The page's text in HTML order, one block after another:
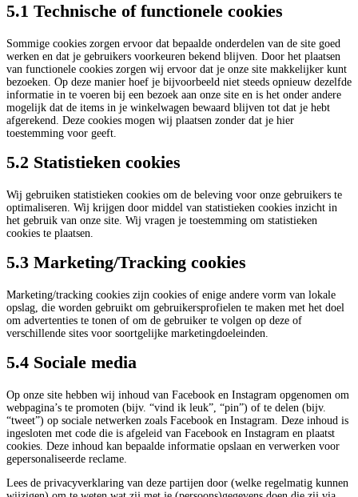
5.1 Technische of functionele cookies
Sommige cookies zorgen ervoor dat bepaalde onderdelen van de site goed
werken en dat je gebruikers voorkeuren bekend blijven. Door het plaatsen
van functionele cookies zorgen wij ervoor dat je onze site makkelijker kunt
bezoeken. Op deze manier hoef je bijvoorbeeld niet steeds opnieuw dezelfde
informatie in te voeren bij een bezoek aan onze site en is het onder andere
mogelijk dat de items in je winkelwagen bewaard blijven tot dat je hebt
afgerekend. Deze cookies mogen wij plaatsen zonder dat je hier
toestemming voor geeft.
5.2 Statistieken cookies
Wij gebruiken statistieken cookies om de beleving voor onze gebruikers te
optimaliseren. Wij krijgen door middel van statistieken cookies inzicht in
het gebruik van onze site. Wij vragen je toestemming om statistieken
cookies te plaatsen.
5.3 Marketing/Tracking cookies
Marketing/tracking cookies zijn cookies of enige andere vorm van lokale
opslag, die worden gebruikt om gebruikersprofielen te maken met het doel
om advertenties te tonen of om de gebruiker te volgen op deze of
verschillende sites voor soortgelijke marketingdoeleinden.
5.4 Sociale media
Op onze site hebben wij inhoud van Facebook en Instagram opgenomen om
webpagina’s te promoten (bijv. “vind ik leuk”, “pin”) of te delen (bijv.
“tweet”) op sociale netwerken zoals Facebook en Instagram. Deze inhoud is
ingesloten met code die is afgeleid van Facebook en Instagram en plaatst
cookies. Deze inhoud kan bepaalde informatie opslaan en verwerken voor
gepersonaliseerde reclame.
Lees de privacyverklaring van deze partijen door (welke regelmatig kunnen